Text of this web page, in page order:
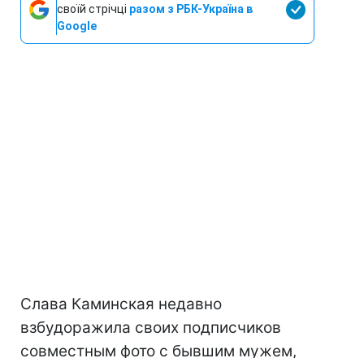
своїй стрічці разом з РБК-Україна в
Google
Слава Каминская недавно
взбудоражила своих подписчиков
совместным фото с бывшим мужем,